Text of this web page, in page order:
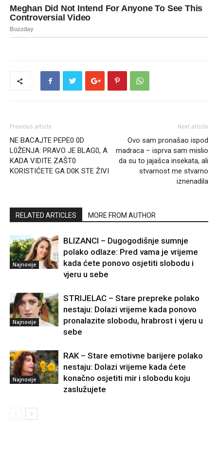
Previous article
NE BACAJTE PEPE0 0D
L0ŽENJA: PRAVO JE BLAG0, A
KADA VIDITE ZAŠT0
KORISTIĆETE GA D0K STE ŽIVI
Next article
Ovo sam pronašao ispod
madraca – isprva sam mislio
da su to jajašca insekata, ali
stvarnost me stvarno
iznenadila
RELATED ARTICLES MORE FROM AUTHOR
Najnovije
BLIZANCI – Dugogodišnje sumnje
polako odlaze: Pred vama je vrijeme
kada ćete ponovo osjetiti slobodu i
vjeru u sebe
Najnovije
STRIJELAC – Stare prepreke polako
nestaju: Dolazi vrijeme kada ponovo
pronalazite slobodu, hrabrost i vjeru u
sebe
Najnovije
RAK – Stare emotivne barijere polako
nestaju: Dolazi vrijeme kada ćete
konačno osjetiti mir i slobodu koju
zaslužujete